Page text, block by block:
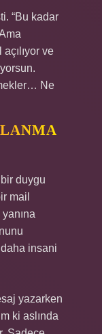
“Bu kadar
ve
Ne
duygu
mail
insani
yazarken
ki aslında